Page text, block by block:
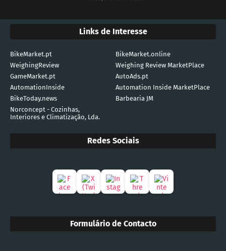
Links de Interesse
BikeMarket.pt
BikeMarket.online
WeighingReview
Weighing Review MarketPlace
GameMarket.pt
AutoAds.pt
AutomationInside
Automation Inside MarketPlace
BikeToday.news
Barbearia JM
Norconcept - Cozinhas,
Interiores e Climatização, Lda.
Redes Sociais
Formulário de Contacto